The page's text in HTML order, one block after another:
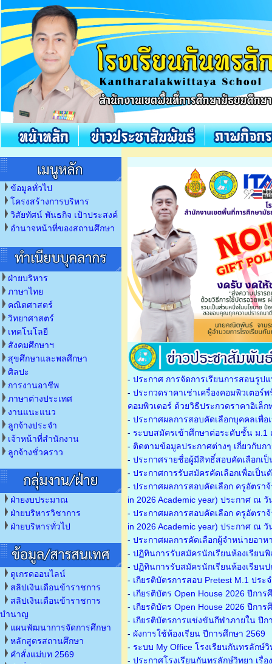
ข้อมูลทั่วไป
โครงสร้างการบริหาร
วิสัยทัศน์ พันธกิจ เป้าประสงค์
อำนาจหน้าที่ของสถานศึกษา
ฝ่ายบริหาร
ภาษาไทย
คณิตศาสตร์
วิทยาศาสตร์
เทคโนโลยี
สังคมศึกษาฯ
สุขศึกษาและพลศึกษา
ศิลปะ
การงานอาชีพ
ภาษาต่างประเทศ
งานแนะแนว
ลูกจ้างประจำ
เจ้าหน้าที่สำนักงาน
ลูกจ้างชั่วคราว
ฝ่ายงบประมาณ
ฝ่ายบริหารวิชาการ
ฝ่ายบริหารทั่วไป
ดูเกรดออนไลน์
สลิปเงินเดือนข้าราชการ
สลิปเงินเดือนข้าราชการ
บำนาญ
แผนพัฒนาการจัดการศึกษา
หลักสูตรสถานศึกษา
คำสั่งแม่บท 2569
- ประกาศ การจัดการเรียนการสอนรู
- ประกวดราคาเช่าเครื่องคอมพิวเตอ
คอมพิวเตอร์ ด้วยวิธีประกวดราคาอิเ
- ประกาศผลการสอบคัดเลือกบุคคลเพื่
- ระบบสมัครเข้าศึกษาต่อระดับชั้น ม.1
- ติดตามข้อมูลประกาศต่างๆ เกี่ยวกับก
- ประกาศรายชื่อผู้มีสิทธิ์สอบคัดเลือกเ
- ประกาศการรับสมัครคัดเลือกเพื่อเป็
- ประกาศผลการสอบคัดเลือก ครูอัตรา
in 2026 Academic year) ประกาศ ณ
- ประกาศผลการสอบคัดเลือก ครูอัตรา
in 2026 Academic year) ประกาศ ณ
- ประกาศผลการคัดเลือกผู้จำหน่ายอา
- ปฏิทินการรับสมัครนักเรียนห้องเรียน
- ปฏิทินการรับสมัครนักเรียนห้องเรียน
- เกียรติบัตรการสอบ Pretest M.1 ประ
- เกียรติบัตร Open House 2026 ปีกา
- เกียรติบัตร Open House 2026 ปีกา
- เกียรติบัตรการแข่งขันกีฬาภายใน ปีก
- ผังการใช้ห้องเรียน ปีการศึกษา 2569
- ระบบ My Office โรงเรียนกันทรลักษ์วิ
- ประกาศโรงเรียนกันทรลักษ์วิทยา เรื่